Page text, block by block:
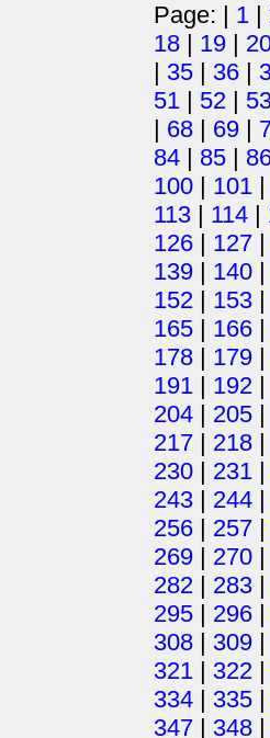
Page: | 1 |
18 | 19 |
| 35 | 36 |
51 | 52 |
| 68 | 69 |
84 | 85 |
100 | 101 |
113 | 114 |
126 | 127 |
139 | 140 |
152 | 153 |
165 | 166 |
178 | 179 |
191 | 192 |
204 | 205 |
217 | 218 |
230 | 231 |
243 | 244 |
256 | 257 |
269 | 270 |
282 | 283 |
295 | 296 |
308 | 309 |
321 | 322 |
334 | 335 |
347 | 348 |